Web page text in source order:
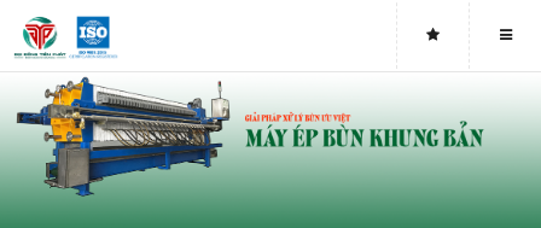
Buy genuine sludge press machines
Belt Press
Screw Press